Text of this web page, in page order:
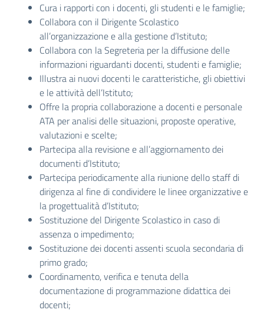
Cura i rapporti con i docenti, gli studenti e le famiglie;
Collabora con il Dirigente Scolastico
all’organizzazione e alla gestione d’Istituto;
Collabora con la Segreteria per la diffusione delle
informazioni riguardanti docenti, studenti e famiglie;
Illustra ai nuovi docenti le caratteristiche, gli obiettivi
e le attività dell’Istituto;
Offre la propria collaborazione a docenti e personale
ATA per analisi delle situazioni, proposte operative,
valutazioni e scelte;
Partecipa alla revisione e all’aggiornamento dei
documenti d’Istituto;
Partecipa periodicamente alla riunione dello staff di
dirigenza al fine di condividere le linee organizzative e
la progettualità d’Istituto;
Sostituzione del Dirigente Scolastico in caso di
assenza o impedimento;
Sostituzione dei docenti assenti scuola secondaria di
primo grado;
Coordinamento, verifica e tenuta della
documentazione di programmazione didattica dei
docenti;